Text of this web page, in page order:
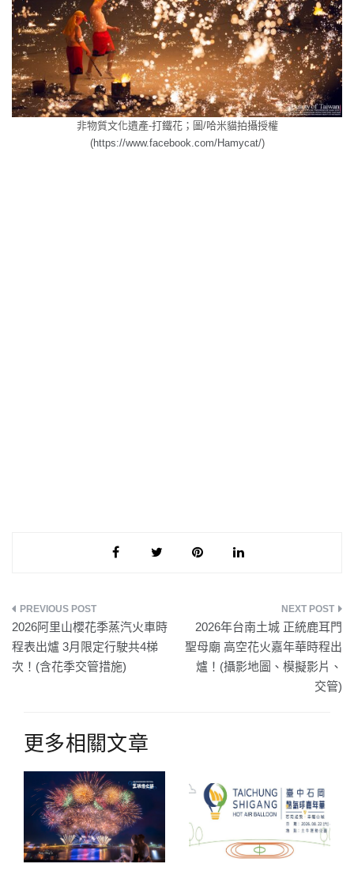
非物質文化遺產-打鐵花；圖/哈米貓拍攝授權
(https://www.facebook.com/Hamycat/)
文
章
導
2026阿里山櫻花季蒸汽火車時
程表出爐 3月限定行駛共4梯
次！(含花季交管措施)
2026年台南土城 正統鹿耳門
聖母廟 高空花火嘉年華時程出
爐！(攝影地圖、模擬影片、
交管)
更多相關文章